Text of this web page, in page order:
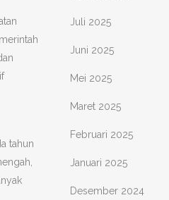
tahun
Juli 2025
Juni 2025
Mei 2025
Maret 2025
Februari 2025
Januari 2025
Desember 2024